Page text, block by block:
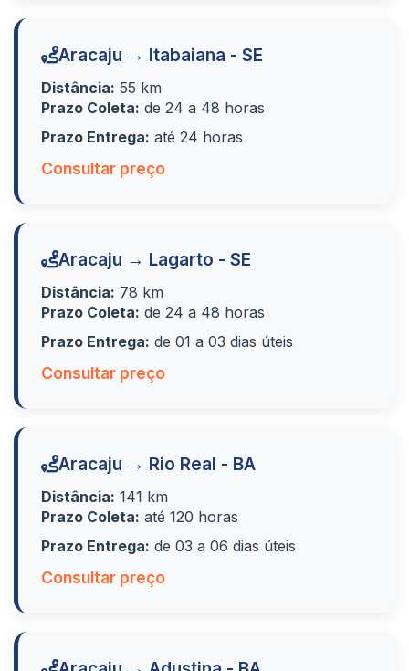
Aracaju → Itabaiana - SE
Distância: 55 km
Prazo Coleta: de 24 a 48 horas
Prazo Entrega: até 24 horas
Consultar preço
Aracaju → Lagarto - SE
Distância: 78 km
Prazo Coleta: de 24 a 48 horas
Prazo Entrega: de 01 a 03 dias úteis
Consultar preço
Aracaju → Rio Real - BA
Distância: 141 km
Prazo Coleta: até 120 horas
Prazo Entrega: de 03 a 06 dias úteis
Consultar preço